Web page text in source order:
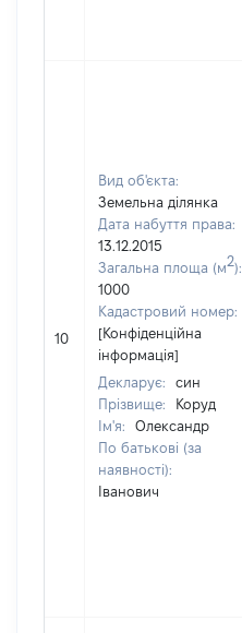
10
Вид об'єкта:
Земельна ділянка
Дата набуття права:
13.12.2015
Загальна площа (м2):
1000
Кадастровий номер:
[Конфіденційна
інформація]
Декларує:
син
Прізвище:
Коруд
Ім'я:
Олександр
По батькові (за
наявності):
Іванович